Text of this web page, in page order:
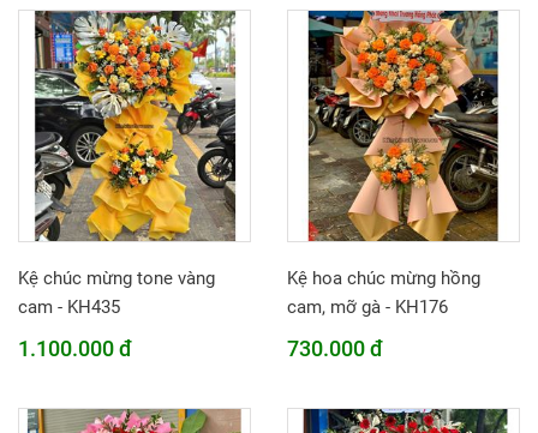
Kệ chúc mừng tone vàng
cam - KH435
1.100.000 đ
Kệ hoa chúc mừng hồng
cam, mỡ gà - KH176
730.000 đ